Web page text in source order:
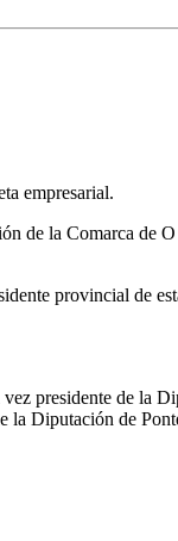
empresarial.
de la Comarca de
provincial de
presidente de la
la Diputación de